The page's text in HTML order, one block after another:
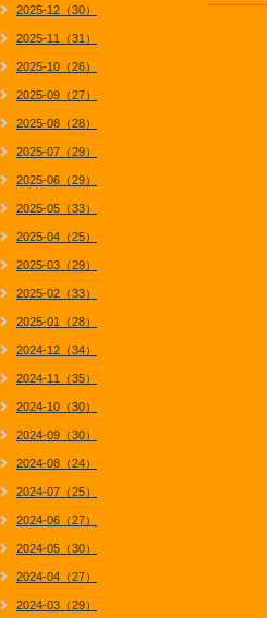
2025-12（30）
2025-11（31）
2025-10（26）
2025-09（27）
2025-08（28）
2025-07（29）
2025-06（29）
2025-05（33）
2025-04（25）
2025-03（29）
2025-02（33）
2025-01（28）
2024-12（34）
2024-11（35）
2024-10（30）
2024-09（30）
2024-08（24）
2024-07（25）
2024-06（27）
2024-05（30）
2024-04（27）
2024-03（29）